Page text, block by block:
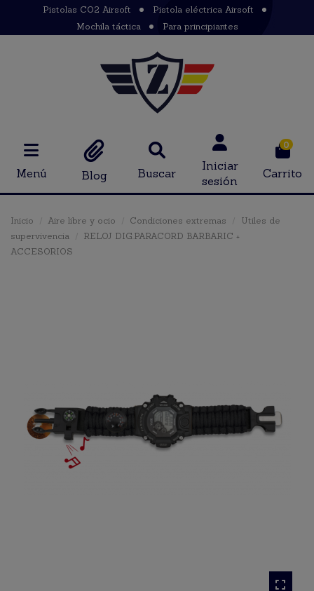
Pistolas CO2 Airsoft
Pistola eléctrica Airsoft
Mochila táctica
Para principiantes
Menú Blog Buscar
Iniciar
sesión
0
Carrito
Inicio Aire libre y ocio Condiciones extremas
Utiles de
supervivencia
RELOJ DIG.PARACORD BARBARIC +
ACCESORIOS